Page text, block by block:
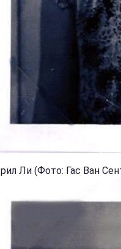
Ли (Фото: Гас Ван